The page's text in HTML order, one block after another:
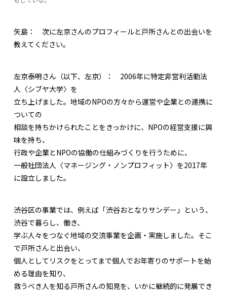
矢島： 次に左京さんのプロフィールと戸所さんとの出会いを
教えてください。
左京泰明さん（以下、左京）： 2006年に特定非営利活動法
人〈シブヤ大学〉を
立ち上げました。地域のNPOの方々から運営や企業との連携に
ついての
相談を持ちかけられたことをきっかけに、NPOの経営支援に興
味を持ち、
行政や企業とNPOの協働の仕組みづくりを行うために、
一般社団法人〈マネージング・ノンプロフィット〉を2017年
に設立しました。
渋谷区の事業では、例えば「渋谷おとなりサンデー」という、
渋谷で暮らし、働き、
学ぶ人々をつなぐ地域の交流事業を企画・実施しました。そこ
で戸所さんと出会い、
個人としてリスクをとってまで個人でお年寄りのサポートを始
める理由を知り、
救うべき人を知る戸所さんの知見を、いかに継続的に発展でき